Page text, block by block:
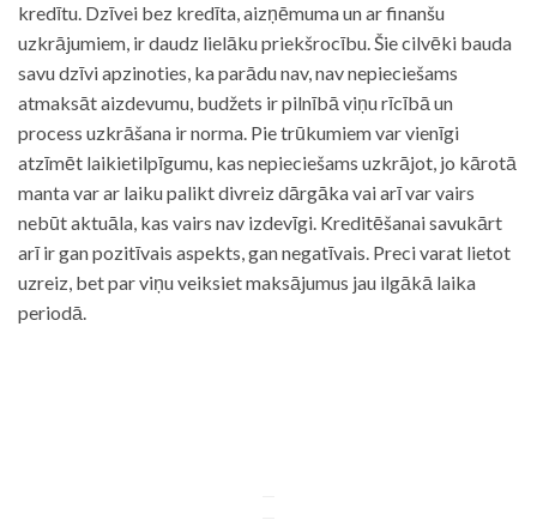
kredītu. Dzīvei bez kredīta, aizņēmuma un ar finanšu
uzkrājumiem, ir daudz lielāku priekšrocību. Šie cilvēki bauda
savu dzīvi apzinoties, ka parādu nav, nav nepieciešams
atmaksāt aizdevumu, budžets ir pilnībā viņu rīcībā un
process uzkrāšana ir norma. Pie trūkumiem var vienīgi
atzīmēt laikietilpīgumu, kas nepieciešams uzkrājot, jo kārotā
manta var ar laiku palikt divreiz dārgāka vai arī var vairs
nebūt aktuāla, kas vairs nav izdevīgi. Kreditēšanai savukārt
arī ir gan pozitīvais aspekts, gan negatīvais. Preci varat lietot
uzreiz, bet par viņu veiksiet maksājumus jau ilgākā laika
periodā.